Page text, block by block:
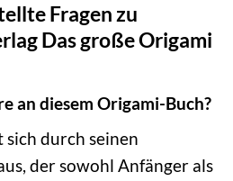
Fragen zu
Das große Origami
an diesem Origami-Buch?
sich durch seinen
der sowohl Anfänger als